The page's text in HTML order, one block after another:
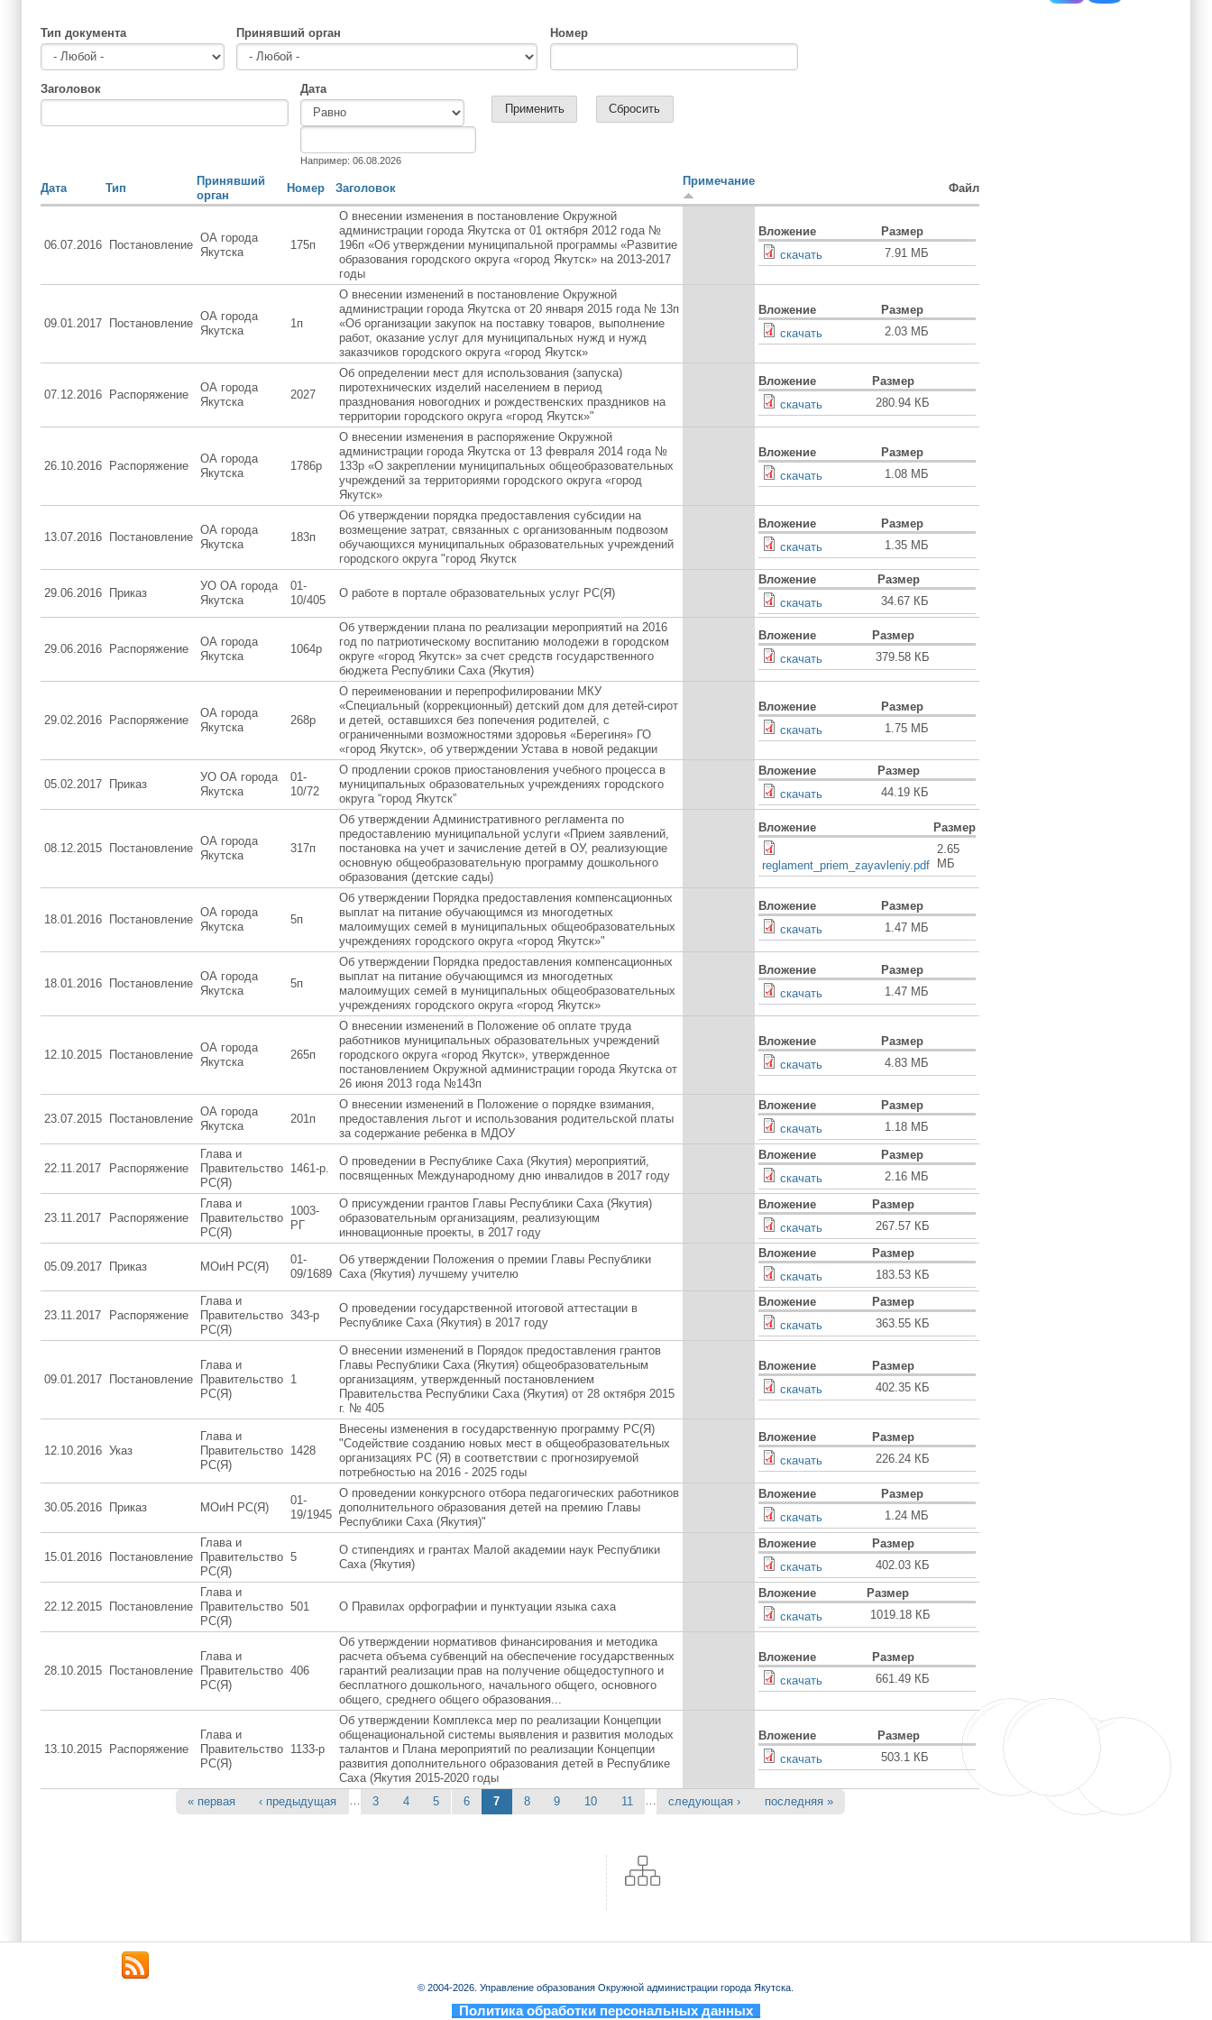
Тип документа Принявший орган Номер
Заголовок Дата
Например: 06.08.2026
Дата Тип
Принявший
орган
Номер Заголовок
Примечание
Файл
06.07.2016 Постановление
ОА города
Якутска
175п
О внесении изменения в постановление Окружной
администрации города Якутска от 01 октября 2012 года №
196п «Об утверждении муниципальной программы «Развитие
образования городского округа «город Якутск» на 2013-2017
годы
Вложение
Размер
скачать
7.91 МБ
09.01.2017 Постановление
ОА города
Якутска
1п
О внесении изменений в постановление Окружной
администрации города Якутска от 20 января 2015 года № 13п
«Об организации закупок на поставку товаров, выполнение
работ, оказание услуг для муниципальных нужд и нужд
заказчиков городского округа «город Якутск»
Вложение
Размер
скачать
2.03 МБ
07.12.2016 Распоряжение
ОА города
Якутска
2027
Об определении мест для использования (запуска)
пиротехнических изделий населением в период
празднования новогодних и рождественских праздников на
территории городского округа «город Якутск»"
Вложение
Размер
скачать
280.94 КБ
26.10.2016 Распоряжение
ОА города
Якутска
1786р
О внесении изменения в распоряжение Окружной
администрации города Якутска от 13 февраля 2014 года №
133р «О закреплении муниципальных общеобразовательных
учреждений за территориями городского округа «город
Якутск»
Вложение
Размер
скачать
1.08 МБ
13.07.2016 Постановление
ОА города
Якутска
183п
Об утверждении порядка предоставления субсидии на
возмещение затрат, связанных с организованным подвозом
обучающихся муниципальных образовательных учреждений
городского округа "город Якутск
Вложение
Размер
скачать
1.35 МБ
29.06.2016 Приказ
УО ОА города
Якутска
01-
10/405
О работе в портале образовательных услуг РС(Я)
Вложение
Размер
скачать
34.67 КБ
29.06.2016 Распоряжение
ОА города
Якутска
1064р
Об утверждении плана по реализации мероприятий на 2016
год по патриотическому воспитанию молодежи в городском
округе «город Якутск» за счет средств государственного
бюджета Республики Саха (Якутия)
Вложение
Размер
скачать
379.58 КБ
29.02.2016 Распоряжение
ОА города
Якутска
268р
О переименовании и перепрофилировании МКУ
«Специальный (коррекционный) детский дом для детей-сирот
и детей, оставшихся без попечения родителей, с
ограниченными возможностями здоровья «Берегиня» ГО
«город Якутск», об утверждении Устава в новой редакции
Вложение
Размер
скачать
1.75 МБ
05.02.2017 Приказ
УО ОА города
Якутска
01-
10/72
О продлении сроков приостановления учебного процесса в
муниципальных образовательных учреждениях городского
округа “город Якутск”
Вложение
Размер
скачать
44.19 КБ
08.12.2015 Постановление
ОА города
Якутска
317п
Об утверждении Административного регламента по
предоставлению муниципальной услуги «Прием заявлений,
постановка на учет и зачисление детей в ОУ, реализующие
основную общеобразовательную программу дошкольного
образования (детские сады)
Вложение Размер
reglament_priem_zayavleniy.pdf
2.65
МБ
18.01.2016 Постановление
ОА города
Якутска
5п
Об утверждении Порядка предоставления компенсационных
выплат на питание обучающимся из многодетных
малоимущих семей в муниципальных общеобразовательных
учреждениях городского округа «город Якутск»"
Вложение
Размер
скачать
1.47 МБ
18.01.2016 Постановление
ОА города
Якутска
5п
Об утверждении Порядка предоставления компенсационных
выплат на питание обучающимся из многодетных
малоимущих семей в муниципальных общеобразовательных
учреждениях городского округа «город Якутск»
Вложение
Размер
скачать
1.47 МБ
12.10.2015 Постановление
ОА города
Якутска
265п
О внесении изменений в Положение об оплате труда
работников муниципальных образовательных учреждений
городского округа «город Якутск», утвержденное
постановлением Окружной администрации города Якутска от
26 июня 2013 года №143п
Вложение
Размер
скачать
4.83 МБ
23.07.2015 Постановление
ОА города
Якутска
201п
О внесении изменений в Положение о порядке взимания,
предоставления льгот и использования родительской платы
за содержание ребенка в МДОУ
Вложение
Размер
скачать
1.18 МБ
22.11.2017 Распоряжение
Глава и
Правительство
РС(Я)
1461-р.
О проведении в Республике Саха (Якутия) мероприятий,
посвященных Международному дню инвалидов в 2017 году
Вложение
Размер
скачать
2.16 МБ
23.11.2017 Распоряжение
Глава и
Правительство
РС(Я)
1003-
РГ
О присуждении грантов Главы Республики Саха (Якутия)
образовательным организациям, реализующим
инновационные проекты, в 2017 году
Вложение
Размер
скачать
267.57 КБ
05.09.2017 Приказ МОиН РС(Я)
01-
09/1689
Об утверждении Положения о премии Главы Республики
Саха (Якутия) лучшему учителю
Вложение
Размер
скачать
183.53 КБ
23.11.2017 Распоряжение
Глава и
Правительство
РС(Я)
343-р
О проведении государственной итоговой аттестации в
Республике Саха (Якутия) в 2017 году
Вложение
Размер
скачать
363.55 КБ
09.01.2017 Постановление
Глава и
Правительство
РС(Я)
1
О внесении изменений в Порядок предоставления грантов
Главы Республики Саха (Якутия) общеобразовательным
организациям, утвержденный постановлением
Правительства Республики Саха (Якутия) от 28 октября 2015
г. № 405
Вложение
Размер
скачать
402.35 КБ
12.10.2016 Указ
Глава и
Правительство
РС(Я)
1428
Внесены изменения в государственную программу РС(Я)
"Содействие созданию новых мест в общеобразовательных
организациях РС (Я) в соответствии с прогнозируемой
потребностью на 2016 - 2025 годы
Вложение
Размер
скачать
226.24 КБ
30.05.2016 Приказ МОиН РС(Я)
01-
19/1945
О проведении конкурсного отбора педагогических работников
дополнительного образования детей на премию Главы
Республики Саха (Якутия)"
Вложение
Размер
скачать
1.24 МБ
15.01.2016 Постановление
Глава и
Правительство
РС(Я)
5
О стипендиях и грантах Малой академии наук Республики
Саха (Якутия)
Вложение
Размер
скачать
402.03 КБ
22.12.2015 Постановление
Глава и
Правительство
РС(Я)
501 О Правилах орфографии и пунктуации языка саха
Вложение
Размер
скачать
1019.18 КБ
28.10.2015 Постановление
Глава и
Правительство
РС(Я)
406
Об утверждении нормативов финансирования и методика
расчета объема субвенций на обеспечение государственных
гарантий реализации прав на получение общедоступного и
бесплатного дошкольного, начального общего, основного
общего, среднего общего образования...
Вложение
Размер
скачать
661.49 КБ
13.10.2015 Распоряжение
Глава и
Правительство
РС(Я)
1133-p
Об утверждении Комплекса мер по реализации Концепции
общенациональной системы выявления и развития молодых
талантов и Плана мероприятий по реализации Концепции
развития дополнительного образования детей в Республике
Саха (Якутия 2015-2020 годы
Вложение
Размер
cкачать
503.1 КБ
« первая ‹ предыдущая … 3 4 5 6 7 8 9 10 11 … следующая › последняя »
© 2004-2026. Управление образования Окружной администрации города Якутска.
Политика обработки персональных данных_